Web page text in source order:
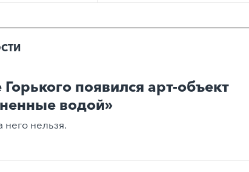
Горького появился арт-объект
водой»
него нельзя.